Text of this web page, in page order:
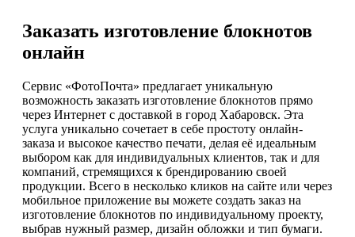
Заказать изготовление блокнотов
онлайн
Сервис «ФотоПочта» предлагает уникальную
возможность заказать изготовление блокнотов прямо
через Интернет с доставкой в город Хабаровск. Эта
услуга уникально сочетает в себе простоту онлайн-
заказа и высокое качество печати, делая её идеальным
выбором как для индивидуальных клиентов, так и для
компаний, стремящихся к брендированию своей
продукции. Всего в несколько кликов на сайте или через
мобильное приложение вы можете создать заказ на
изготовление блокнотов по индивидуальному проекту,
выбрав нужный размер, дизайн обложки и тип бумаги.